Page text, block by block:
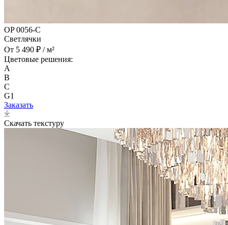
OP 0056-C
Светлячки
От 5 490 ₽ / м²
Цветовые решения:
A
B
C
G1
Заказать
Скачать текстуру